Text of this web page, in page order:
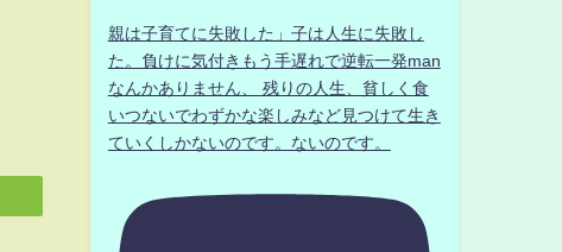
親は子育てに失敗した」子は人生に失敗し
た。負けに気付きもう手遅れで逆転一発man
なんかありません、 残りの人生、貧しく食
いつないでわずかな楽しみなど見つけて生き
ていくしかないのです。ないのです。